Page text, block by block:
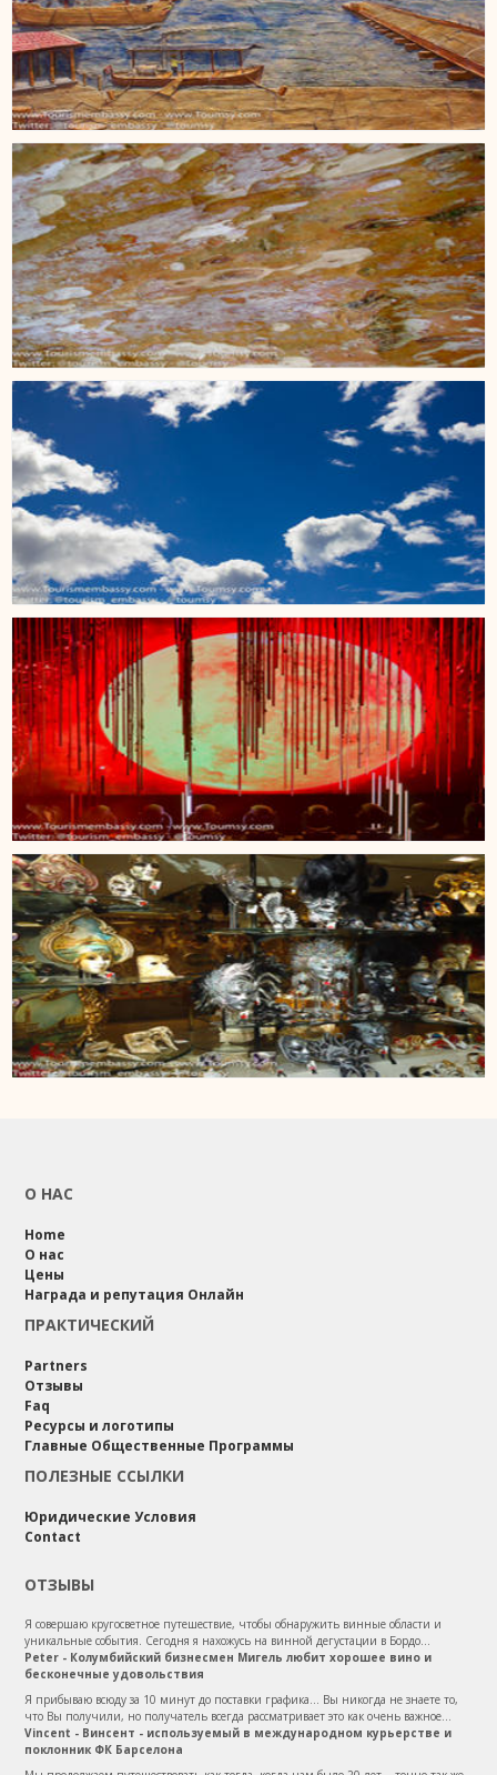
О НАС
Home
О нас
Цены
Награда и репутация Онлайн
ПРАКТИЧЕСКИЙ
Partners
Отзывы
Faq
Ресурсы и логотипы
Главные Общественные Программы
ПОЛЕЗНЫЕ ССЫЛКИ
Юридические Условия
Contact
ОТЗЫВЫ
Я совершаю кругосветное путешествие, чтобы обнаружить винные области и
уникальные события. Сегодня я нахожусь на винной дегустации в Бордо...
Peter - Колумбийский бизнесмен Мигель любит хорошее вино и
бесконечные удовольствия
Я прибываю всюду за 10 минут до поставки графика... Вы никогда не знаете то,
что Вы получили, но получатель всегда рассматривает это как очень важное...
Vincent - Винсент - используемый в международном курьерстве и
поклонник ФК Барселона